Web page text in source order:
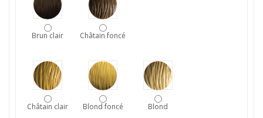
Brun clair Châtain foncé
Châtain clair Blond foncé Blond